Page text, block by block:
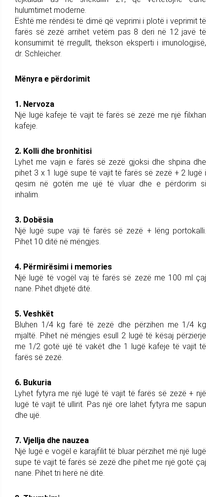
hulumtimet moderne.
Është me rëndësi të dimë që veprimi i plotë i veprimit të
farës së zezë arrihet vetëm pas 8 deri në 12 javë të
konsumimit të rregullt, thekson eksperti i imunologjisë,
dr. Schleicher.
Mënyra e përdorimit
1. Nervoza
Një lugë kafeje të vajit të farës së zezë me një filxhan
kafeje.
2. Kolli dhe bronhitisi
Lyhet me vajin e farës së zezë gjoksi dhe shpina dhe
pihet 3 x 1 lugë supe të vajit të farës së zezë + 2 lugë i
qesim në gotën me ujë të vluar dhe e përdorim si
inhalim.
3. Dobësia
Një lugë supe vaji të farës së zezë + lëng portokalli.
Pihet 10 ditë në mëngjes.
4. Përmirësimi i memories
Një lugë të vogël vaj të farës së zezë me 100 ml çaj
nane. Pihet dhjetë ditë.
5. Veshkët
Bluhen 1/4 kg farë të zezë dhe përzihen me 1/4 kg
mjaltë. Pihet në mëngjes esull 2 lugë të kësaj përzierje
me 1/2 gotë ujë të vakët dhe 1 lugë kafeje të vajit të
farës së zezë.
6. Bukuria
Lyhet fytyra me një lugë të vajit të farës së zezë + një
lugë të vajit të ullirit. Pas një ore lahet fytyra me sapun
dhe ujë.
7. Vjellja dhe nauzea
Një lugë e vogël e karajfilit të bluar përzihet më një lugë
supe të vajit të farës së zezë dhe pihet me një gotë çaj
nane. Pihet tri herë në ditë.